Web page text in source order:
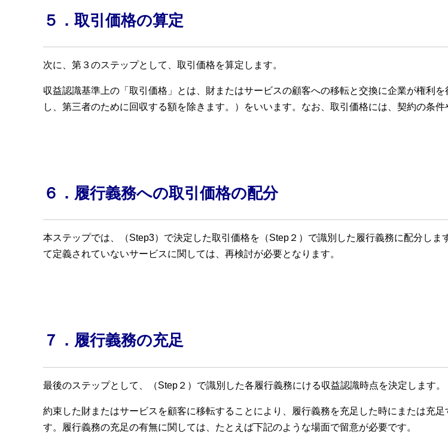
５．取引価格の算定
次に、第３のステップとして、取引価格を算定します。
収益認識基準上の「取引価格」とは、財またはサービスの顧客への移転と交換に企業が権利
し、第三者のために回収する額を除きます。）をいいます。なお、取引価格には、契約の条件
６．履行義務への取引価格の配分
本ステップでは、（Step3）で決定した取引価格を（Step２）で識別した履行義務に配分しま
て定義されていないサービスに関しては、再検討が必要となります。
７．履行義務の充足
最後のステップとして、（Step２）で識別した各履行義務にける収益認識時点を決定します。
約束した財またはサービスを顧客に移転することにより、履行義務を充足した時にまたは充足
す。履行義務の充足の有無に関しては、たとえば下記のような場面で留意が必要です。